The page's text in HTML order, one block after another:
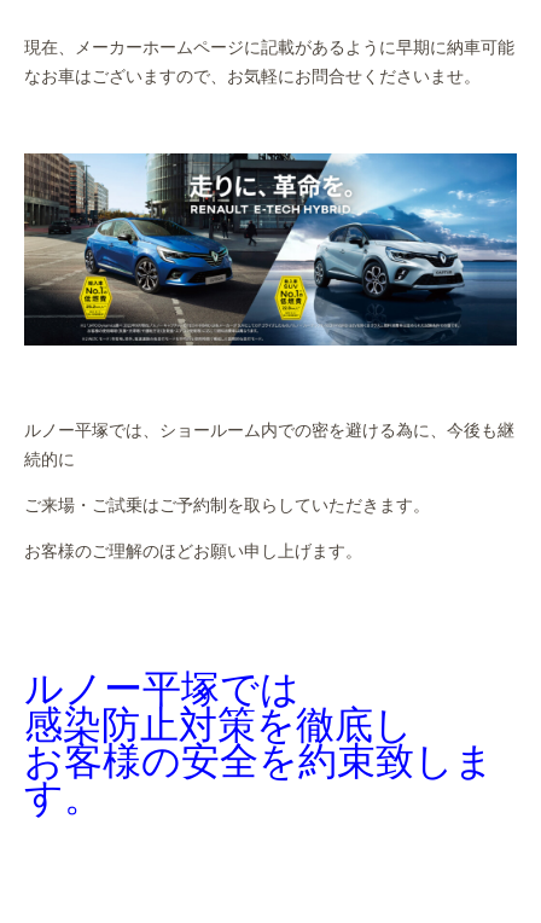
現在、メーカーホームページに記載があるように早期に納車可能
なお車はございますので、お気軽にお問合せくださいませ。
ルノー平塚では、ショールーム内での密を避ける為に、今後も継
続的に
ご来場・ご試乗はご予約制を取らしていただきます。
お客様のご理解のほどお願い申し上げます。
ルノー平塚では
感染防止対策を徹底し
お客様の安全を約束致しま
す。